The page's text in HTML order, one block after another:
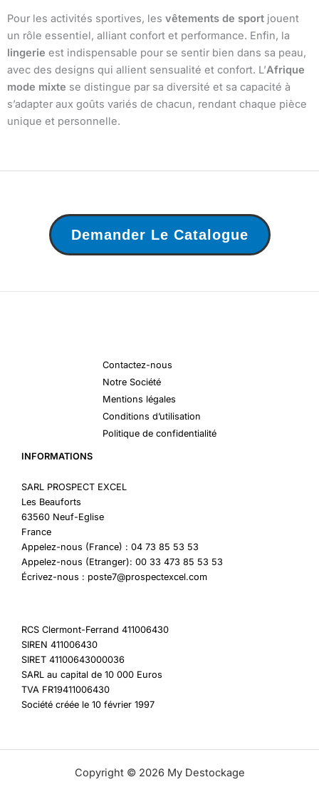
Pour les activités sportives, les vêtements de sport jouent
un rôle essentiel, alliant confort et performance. Enfin, la
lingerie est indispensable pour se sentir bien dans sa peau,
avec des designs qui allient sensualité et confort. L’Afrique
mode mixte se distingue par sa diversité et sa capacité à
s’adapter aux goûts variés de chacun, rendant chaque pièce
unique et personnelle.
Demander Le Catalogue
Contactez-nous
Notre Société
Mentions légales
Conditions d’utilisation
Politique de confidentialité
INFORMATIONS
SARL PROSPECT EXCEL
Les Beauforts
63560 Neuf-Eglise
France
Appelez-nous (France) : 04 73 85 53 53
Appelez-nous (Etranger): 00 33 473 85 53 53
Écrivez-nous : poste7@prospectexcel.com
RCS Clermont-Ferrand 411006430
SIREN 411006430
SIRET 41100643000036
SARL au capital de 10 000 Euros
TVA FR19411006430
Société créée le 10 février 1997
Copyright © 2026 My Destockage